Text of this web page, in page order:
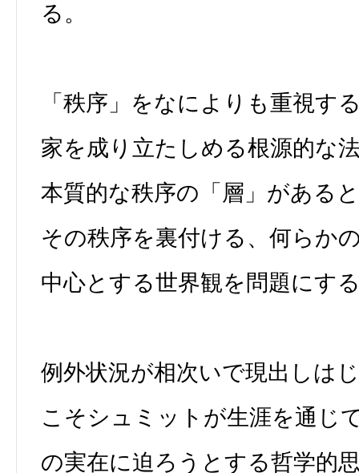
る。
「秩序」をなによりも重視す
家を成り立たしめる根源的な
本質的な秩序の「層」がある
その秩序を裏付ける、何らか
中心とする世界観を問題にす
例外状況が相次いで現出しは
こそシュミットが生涯を通じ
の実在に迫ろうとする哲学的